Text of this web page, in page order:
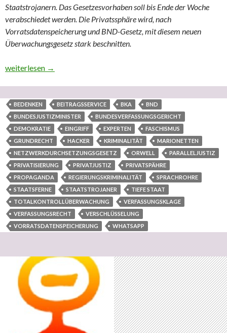
Staatstrojanern. Das Gesetzesvorhaben soll bis Ende der Woche
verabschiedet werden. Die Privatssphäre wird, nach
Vorratsdatenspeicherung und BND-Gesetz, mit diesem neuen
Überwachungsgesetz stark beschnitten.
Orwellscher Totalkontrollüberwachungsstaat-Faschismus des
weiterlesen →
BEDENKEN BEITRAGSSERVICE BKA
BND
BUNDESJUSTIZMINISTER
BUNDESVERFASSUNGSGERICHT
DEMOKRATIE
EINGRIFF EXPERTEN
FASCHISMUS
GRUNDRECHT
HACKER KRIMINALITÄT
MARIONETTEN
NETZWERKDURCHSETZUNGSGESETZ
ORWELL
PARALLELJUSTIZ
PRIVATISIERUNG
PRIVATJUSTIZ
PRIVATSPÄHRE
PROPAGANDA
REGIERUNGSKRIMINALITÄT
SPRACHROHRE
STAATSFERNE
STAATSTROJANER
TIEFE STAAT
TOTALKONTROLLÜBERWACHUNG
VERFASSUNGSKLAGE
VERFASSUNGSRECHT
VERSCHLÜSSELUNG
VORRATSDATENSPEICHERUNG
WHATSAPP